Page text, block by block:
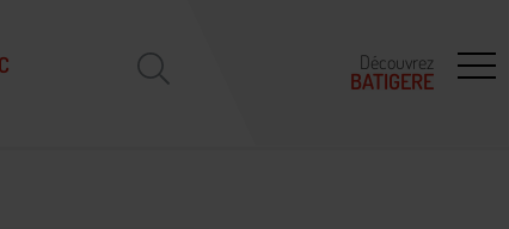
Découvrez
BATIGERE